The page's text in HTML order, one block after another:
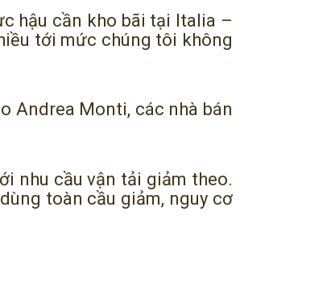
hậu cần kho bãi tại Italia –
tới mức chúng tôi không
Andrea Monti, các nhà bán
nhu cầu vận tải giảm theo.
toàn cầu giảm, nguy cơ